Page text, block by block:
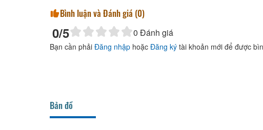
Bình luận và Đánh giá (0)
0/5 0 Đánh giá
Bạn cần phải Đăng nhập hoặc Đăng ký tài khoản mới để được
Bản đồ